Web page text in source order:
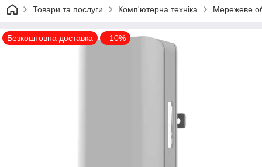
Товари та послуги Комп'ютерна техніка Мережеве
Безкоштовна доставка –10%